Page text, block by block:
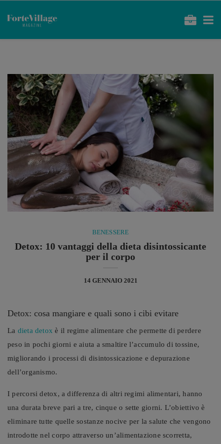
BENESSERE
Detox: 10 vantaggi della dieta disintossicante
per il corpo
14 GENNAIO 2021
Detox: cosa mangiare e quali sono i cibi evitare
La dieta detox è il regime alimentare che permette di perdere
peso in pochi giorni e aiuta a smaltire l’accumulo di tossine,
migliorando i processi di disintossicazione e depurazione
dell’organismo.
I percorsi detox, a differenza di altri regimi alimentari, hanno
una durata breve pari a tre, cinque o sette giorni. L’obiettivo è
eliminare tutte quelle sostanze nocive per la salute che vengono
introdotte nel corpo attraverso un’alimentazione scorretta,